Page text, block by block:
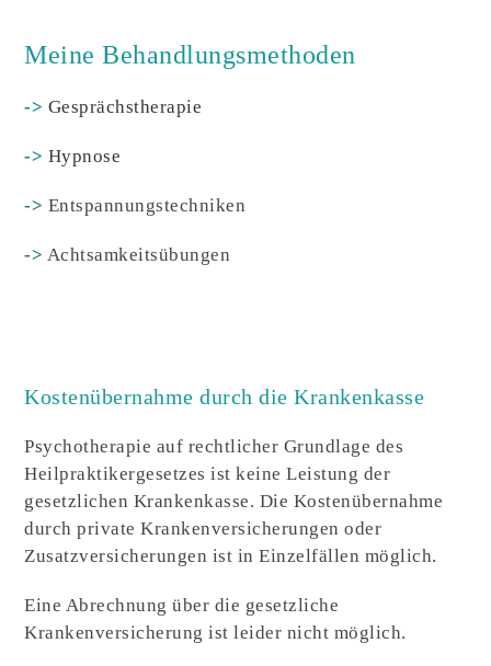
Meine Behandlungsmethoden
-> Gesprächstherapie
-> Hypnose
-> Entspannungstechniken
-> Achtsamkeitsübungen
Kostenübernahme durch die Krankenkasse
Psychotherapie auf rechtlicher Grundlage des
Heilpraktikergesetzes ist keine Leistung der
gesetzlichen Krankenkasse. Die Kostenübernahme
durch private Krankenversicherungen oder
Zusatzversicherungen ist in Einzelfällen möglich.
Eine Abrechnung über die gesetzliche
Krankenversicherung ist leider nicht möglich.